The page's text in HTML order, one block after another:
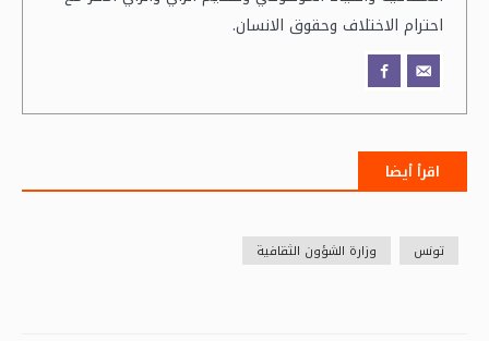
احترام الاختلاف وحقوق الانسان.
اقرأ أيضا
تونس وزارة الشؤون الثقافية